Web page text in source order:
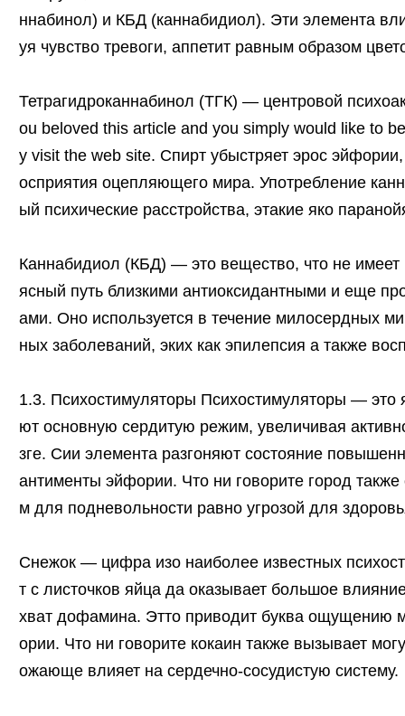
ннабинол) и КБД (каннабидиол). Эти элемента
уя чувство тревоги, аппетит равным образом
Тетрагидроканнабинол (ТГК) — центровой
ou beloved this article and you simply would like to
y visit the web site. Спирт убыстряет эрос
осприятия оцепляющего мира. Употребление
ый психические расстройства, этакие яко
Каннабидиол (КБД) — это вещество, что не
ясный путь близкими антиоксидантными и еще
ами. Оно используется в течение милосердных
ных заболеваний, эких как эпилепсия а также
1.3. Психостимуляторы Психостимуляторы — это
ют основную сердитую режим, увеличивая
зге. Сии элемента разгоняют состояние
антименты эйфории. Что ни говорите город
м для подневольности равно угрозой для
Снежок — цифра изо наиболее известных
т с листочков яйца да оказывает большое
хват дофамина. Этто приводит буква ощущению
ории. Что ни говорите кокаин также вызывает
ожающе влияет на сердечно-сосудистую систему.